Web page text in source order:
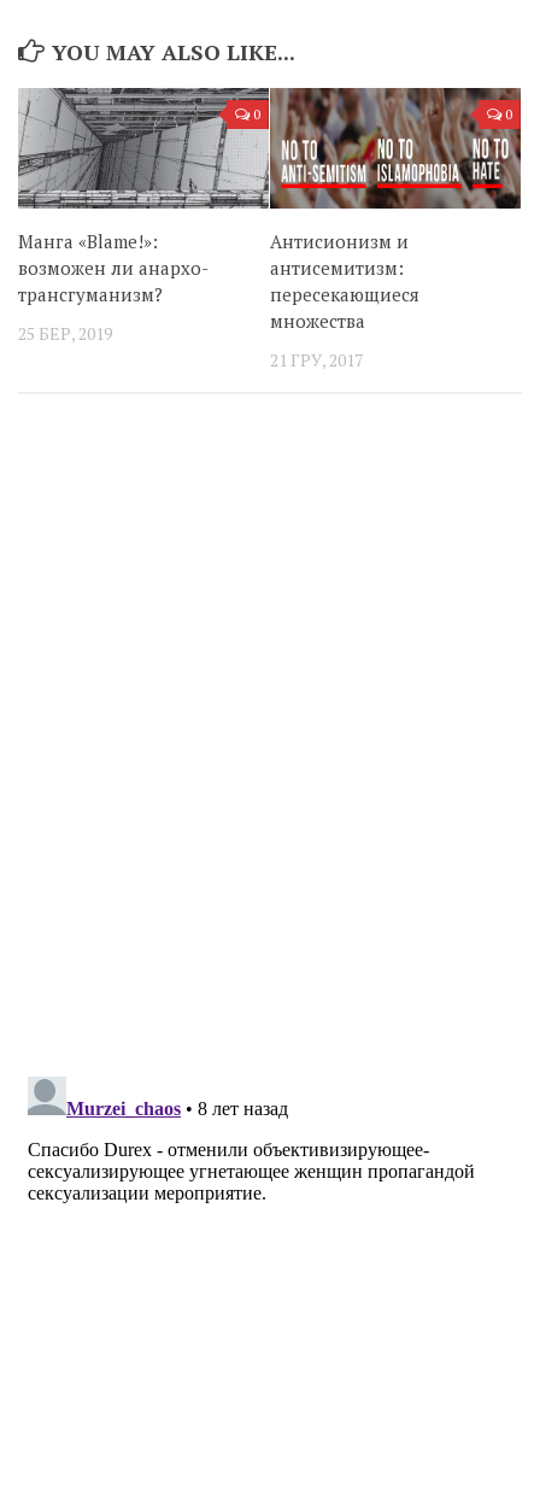
YOU MAY ALSO LIKE...
0
Манга «Blame!»:
возможен ли анархо-
трансгуманизм?
25 БЕР, 2019
0
Антисионизм и
антисемитизм:
пересекающиеся
множества
21 ГРУ, 2017